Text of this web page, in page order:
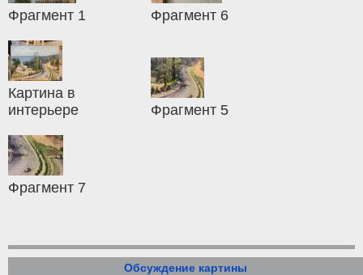
Фрагмент 1 Фрагмент 6
Картина в
интерьере
Фрагмент 5
Фрагмент 7
Обсуждение картины